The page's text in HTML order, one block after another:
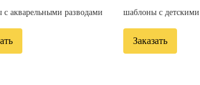
акварельными разводами шаблоны с
Заказать